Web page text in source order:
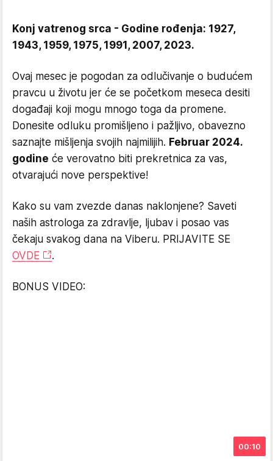
Konj vatrenog srca - Godine rođenja: 1927,
1943, 1959, 1975, 1991, 2007, 2023.
Ovaj mesec je pogodan za odlučivanje o budućem
pravcu u životu jer će se početkom meseca desiti
događaji koji mogu mnogo toga da promene.
Donesite odluku promišljeno i pažljivo, obavezno
saznajte mišljenja svojih najmilijih. Februar 2024.
godine će verovatno biti prekretnica za vas,
otvarajući nove perspektive!
Kako su vam zvezde danas naklonjene? Saveti
naših astrologa za zdravlje, ljubav i posao vas
čekaju svakog dana na Viberu. PRIJAVITE SE
OVDE
.
BONUS VIDEO:
00:10